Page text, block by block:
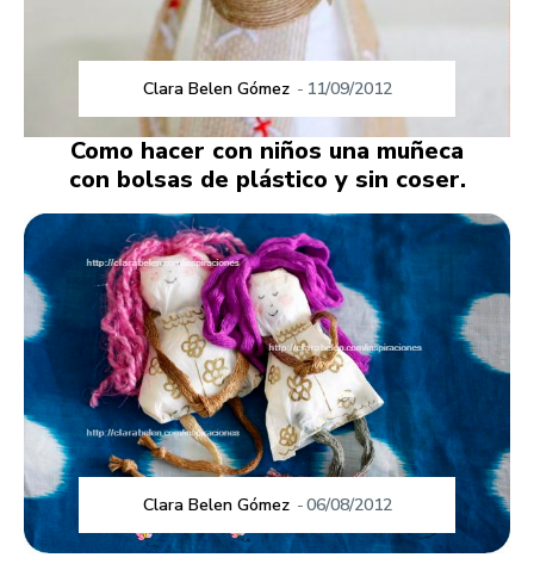
Clara Belen Gómez - 11/09/2012
Como hacer con niños una muñeca
con bolsas de plástico y sin coser.
Clara Belen Gómez -06/08/2012